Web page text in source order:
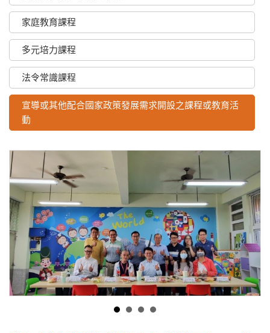
家庭教育課程
多元培力課程
法令常識課程
宣導或其他配合國家政策發展需求開設之課程或教育活
動